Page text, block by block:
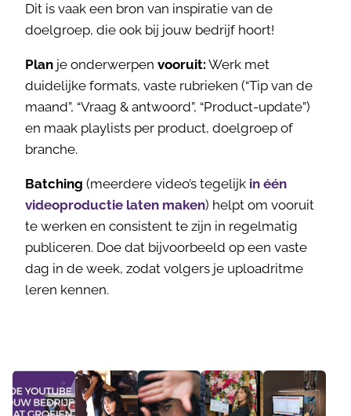
Dit is vaak een bron van inspiratie van de
doelgroep, die ook bij jouw bedrijf hoort!
Plan je onderwerpen vooruit: Werk met
duidelijke formats, vaste rubrieken (“Tip van de
maand”, “Vraag & antwoord”, “Product-update”)
en maak playlists per product, doelgroep of
branche.
Batching (meerdere video’s tegelijk in één
videoproductie laten maken) helpt om vooruit
te werken en consistent te zijn in regelmatig
publiceren. Doe dat bijvoorbeeld op een vaste
dag in de week, zodat volgers je uploadritme
leren kennen.